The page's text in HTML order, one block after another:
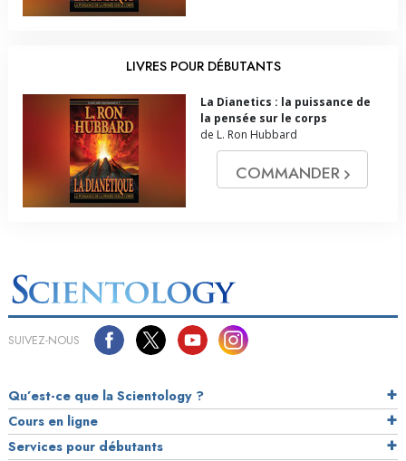
LIVRES POUR DÉBUTANTS
La Dianetics : la puissance de
la pensée sur le corps
de L. Ron Hubbard
COMMANDER
SUIVEZ-NOUS
Qu’est-ce que la Scientology ?
Cours en ligne
Services pour débutants